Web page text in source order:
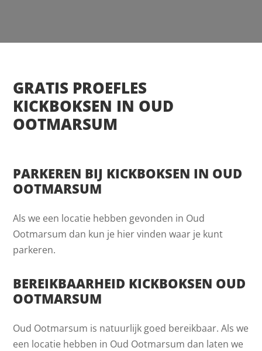
GRATIS PROEFLES
KICKBOKSEN IN OUD
OOTMARSUM
PARKEREN BIJ KICKBOKSEN IN OUD
OOTMARSUM
Als we een locatie hebben gevonden in Oud
Ootmarsum dan kun je hier vinden waar je kunt
parkeren.
BEREIKBAARHEID KICKBOKSEN OUD
OOTMARSUM
Oud Ootmarsum is natuurlijk goed bereikbaar. Als we
een locatie hebben in Oud Ootmarsum dan laten we